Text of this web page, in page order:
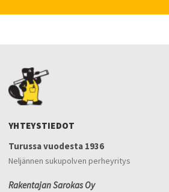
YHTEYSTIEDOT
Turussa vuodesta 1936
Neljännen sukupolven perheyritys
Rakentajan Sarokas Oy